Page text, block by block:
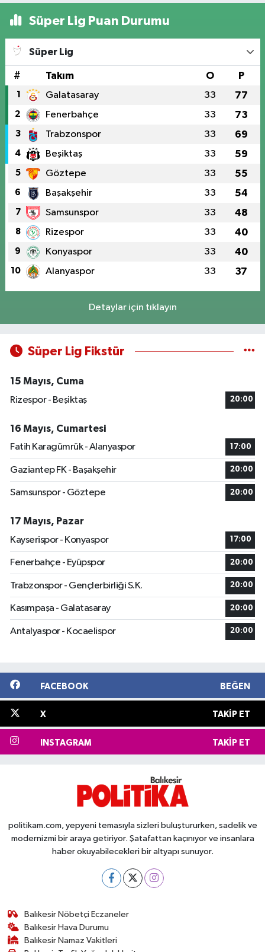
Süper Lig Puan Durumu
Süper Lig
# Takım O P
1 Galatasaray 33 77
2 Fenerbahçe 33 73
3 Trabzonspor 33 69
4 Beşiktaş 33 59
5 Göztepe 33 55
6 Başakşehir 33 54
7 Samsunspor 33 48
8 Rizespor 33 40
9 Konyaspor 33 40
10 Alanyaspor 33 37
Detaylar için tıklayın
Süper Lig Fikstür
15 Mayıs, Cuma
Rizespor - Beşiktaş
20:00
16 Mayıs, Cumartesi
Fatih Karagümrük - Alanyaspor
17:00
Gaziantep FK - Başakşehir 20:00
Samsunspor - Göztepe 20:00
17 Mayıs, Pazar
Kayserispor - Konyaspor
17:00
Fenerbahçe - Eyüpspor 20:00
Trabzonspor - Gençlerbirliği S.K. 20:00
Kasımpaşa - Galatasaray 20:00
Antalyaspor - Kocaelispor 20:00
FACEBOOK BEĞEN
X TAKIP ET
INSTAGRAM TAKIP ET
politikam.com, yepyeni temasıyla sizleri buluştururken, sadelik ve
modernizmi bir araya getiriyor. Şatafattan kaçınıyor ve insanlara
haber okuyabilecekleri bir altyapı sunuyor.
Balıkesir Nöbetçi Eczaneler
Balıkesir Hava Durumu
Balıkesir Namaz Vakitleri